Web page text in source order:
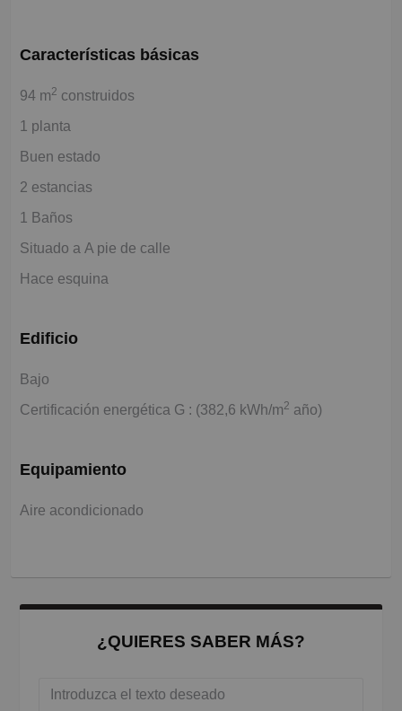
Características básicas
94 m2 construidos
1 planta
Buen estado
2 estancias
1 Baños
Situado a A pie de calle
Hace esquina
Edificio
Bajo
Certificación energética G : (382,6 kWh/m2 año)
Equipamiento
Aire acondicionado
¿QUIERES SABER MÁS?